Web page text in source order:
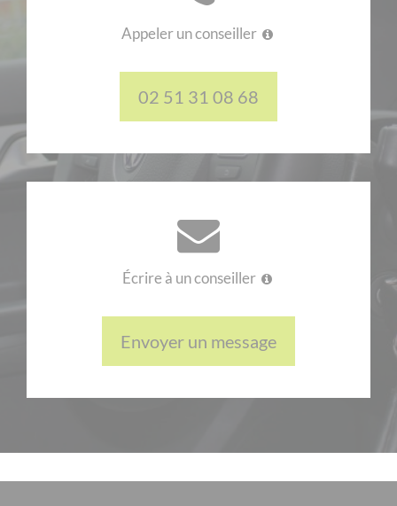
que 3,4 L pour parcourir 100 km. L’habitacle est aussi très
location longue durée sans apport de Volkswagen
avantageuses.
D’un point de vue technique, que retenir de ce modèle ? Il
5,9 L pour parcourir 100 km. En somme, cette voiture est
pratique pour circuler en ville et même au delà. Ce modèle de
2012 possède 5 places et 6 rapports.
Toujours pas convaincu ?
Si vous êtes toujours indécis à propos de la voiture 3 portes à
loueur dePeugeot Expert Fourgon Tole Standard
châssis cache un moteur capable de relâcher 115 chevaux.
Appeler un conseiller
02 51 31 08 68
Écrire à un conseiller
Envoyer un message